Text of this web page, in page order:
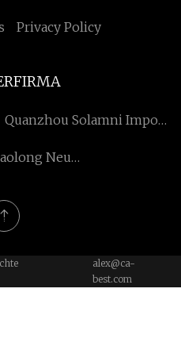
Privacy Policy
Quanzhou Solamni Import
Neue
alex@ca-
best.com